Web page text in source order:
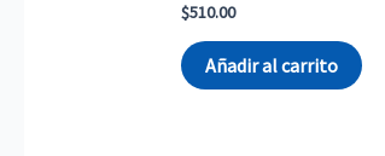
$510.00
Añadir al carrito